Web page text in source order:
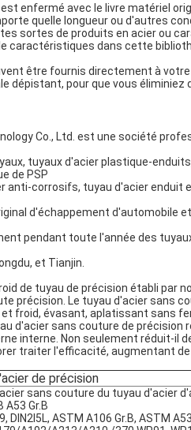
enfermé avec le livre matériel
quelle longueur ou d'autres
sortes de produits en acier ou
caractéristiques dans cette
être fournis directement à
dépistant, pour que vous éliminiez
Co., Ltd. est une société
tuyaux d'acier plastique-
de PSP
anti-corrosifs, tuyau d'acier enduit
d'échappement d'automobile
pendant toute l'année des
et Tianjin.
de tuyau de précision établi par
précision. Le tuyau d'acier sans
froid, évasant, aplatissant sans
d'acier sans couture de précision
interne. Non seulement réduit-il
traiter l'efficacité, augmentant
de précision
sans couture du tuyau d'acier
A53 Gr.B
DIN2I5L, ASTM A106 Gr.B, ASTM